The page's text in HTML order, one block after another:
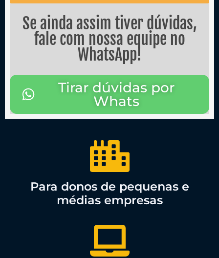
Se ainda assim tiver dúvidas,
fale com nossa equipe no
WhatsApp!
Tirar dúvidas por
Whats
Para donos de pequenas e
médias empresas